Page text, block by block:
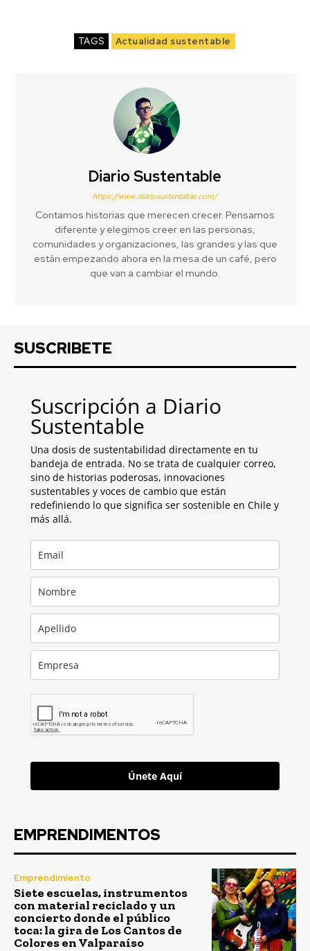
TAGS Actualidad sustentable
Diario Sustentable
https://www.diariosustentable.com/
Contamos historias que merecen crecer. Pensamos
diferente y elegimos creer en las personas,
comunidades y organizaciones, las grandes y las que
están empezando ahora en la mesa de un café, pero
que van a cambiar el mundo.
SUSCRIBETE
Suscripción a Diario
Sustentable
Una dosis de sustentabilidad directamente en tu
bandeja de entrada. No se trata de cualquier correo,
sino de historias poderosas, innovaciones
sustentables y voces de cambio que están
redefiniendo lo que significa ser sostenible en Chile y
más allá.
Únete Aquí
EMPRENDIMENTOS
Emprendimiento
Siete escuelas, instrumentos
con material reciclado y un
concierto donde el público
toca: la gira de Los Cantos de
Colores en Valparaíso